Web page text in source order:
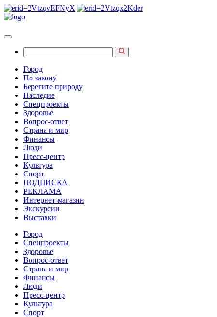
Город
По закону
Берегите природу
Наследие
Спецпроекты
Здоровье
Вопрос-ответ
Страна и мир
Финансы
Люди
Пресс-центр
Культура
Спорт
ПОДПИСКА
РЕКЛАМА
Интернет-магазин
Экскурсии
Выставки
Город
Спецпроекты
Здоровье
Вопрос-ответ
Страна и мир
Финансы
Люди
Пресс-центр
Культура
Спорт